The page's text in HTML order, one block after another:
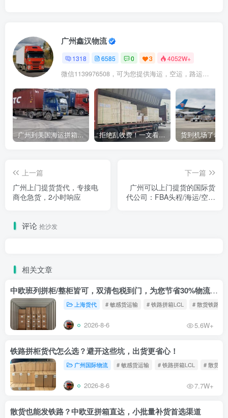
广州鑫汉物流
1318 6585 0 3 4052W+
微信1139976508，可为您提供海运，空运，路运，铁路运输
广州到美国海运拼箱多少钱？2024年最新运费构成+隐藏费用避坑指南 拒绝乱收费！一文看懂中国货代计费套路，教你避开所有隐形坑
上一篇
广州上门提货货代，专接电
商仓急货，2小时响应
下一篇
广州可以上门提货的国际货
代公司：FBA头程/海运/空运
评论 抢沙发
相关文章
中欧班列拼柜/整柜皆可，双清包税到门，为您节省30%物流成本！
上海货代 # 敏感货运输 # 铁路拼箱LCL # 散货铁路
2026-8-6 5.6W+
铁路拼柜货代怎么选？避开这些坑，出货更省心！
广州国际物流 # 敏感货运输 # 铁路拼箱LCL # 散货铁
2026-8-6 7.7W+
散货也能发铁路？中欧亚拼箱直达，小批量补货首选渠道